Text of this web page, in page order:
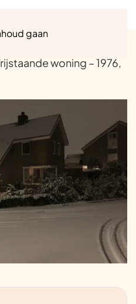
gaan
woning – 1976,